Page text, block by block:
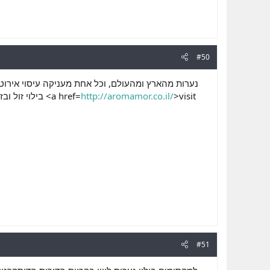
#50
נערות מהארץ ומהעולם, וכל אחת מעניקה עיסוי
בילוי זול ובזוי. אך נראה כי הם אינם מבינים את המשמעויות של הבילוי עבור הגברים, וכיצד נערות לווי יכולות הן לא <a href=http://aromamor.co.il/>visit
#51